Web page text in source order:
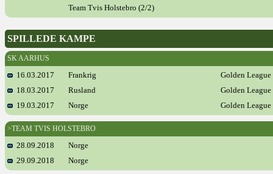
Team Tvis Holstebro (2/2)
SPILLEDE KAMPE
SK AARHUS
16.03.2017 Frankrig
Golden League
18.03.2017
Rusland
Golden League
19.03.2017
Norge Golden League
>TEAM TVIS HOLSTEBRO
28.09.2018
Norge
29.09.2018
Norge